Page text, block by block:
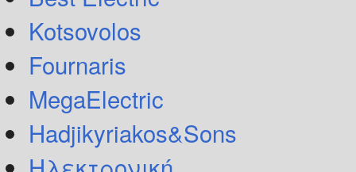
Kotsovolos
Fournaris
MegaElectric
Hadjikyriakos&Sons